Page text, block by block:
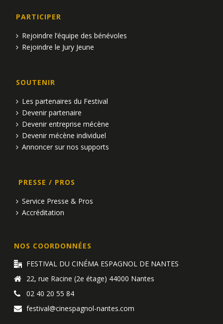
PARTICIPER
Rejoindre l’équipe des bénévoles
Rejoindre le Jury Jeune
SOUTENIR
Les partenaires du Festival
Devenir partenaire
Devenir entreprise mécène
Devenir mécène individuel
Annoncer sur nos supports
PRESSE / PROS
Service Presse & Pros
Accréditation
NOS COORDONNÉES
FESTIVAL DU CINÉMA ESPAGNOL DE NANTES
22, rue Racine (2e étage) 44000 Nantes
02 40 20 55 84
festival@cinespagnol-nantes.com